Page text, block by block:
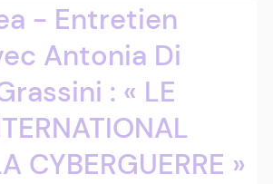
- Entretien
Antonia Di
: « LE
CYBERGUERRE »